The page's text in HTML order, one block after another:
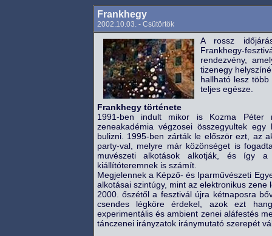
Frankhegy
2002.10.03. - Csütörtök
A rossz
Frankhegy-
rendezvény,
tizenegy
hallható lesz
teljes egésze.
Frankhegy története
1991-ben indult mikor is Kozma Péter
zeneakadémia végzosei összegyultek
bulizni. 1995-ben zárták le először ezt, az
party-val, melyre már közönséget is
muvészeti alkotások alkotják, és így
kiállítóteremnek is számít.
Megjelennek a Képző- és Iparművészeti
alkotásai szintúgy, mint az elektronikus
2000. őszétől a fesztivál újra kétnaposra
csendes légköre érdekel, azok ezt
experimentális és ambient zenei aláfestés
tánczenei irányzatok iránymutató szerepét